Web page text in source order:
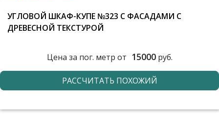
УГЛОВОЙ ШКАФ-КУПЕ №323 С ФАСАДАМИ С
ДРЕВЕСНОЙ ТЕКСТУРОЙ
Цена за пог. метр от 15000руб.
РАССЧИТАТЬ ПОХОЖИЙ